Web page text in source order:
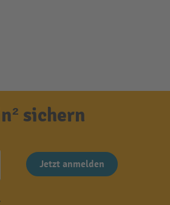
sichern
Jetzt anmelden